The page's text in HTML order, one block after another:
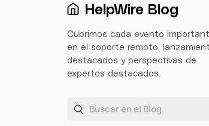
HelpWire Blog
Cubrimos cada evento
en el soporte remoto,
destacados y perspectivas de
expertos destacados.